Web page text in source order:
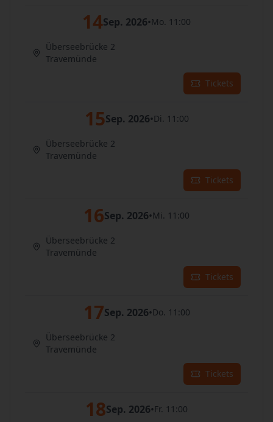
14Sep. 2026•Mo. 11:00
Überseebrücke 2
Travemünde
Tickets
15Sep. 2026•Di. 11:00
Überseebrücke 2
Travemünde
Tickets
16Sep. 2026•Mi. 11:00
Überseebrücke 2
Travemünde
Tickets
17Sep. 2026•Do. 11:00
Überseebrücke 2
Travemünde
Tickets
18Sep. 2026•Fr. 11:00